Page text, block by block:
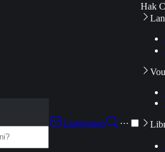
Langganan
···
Hak